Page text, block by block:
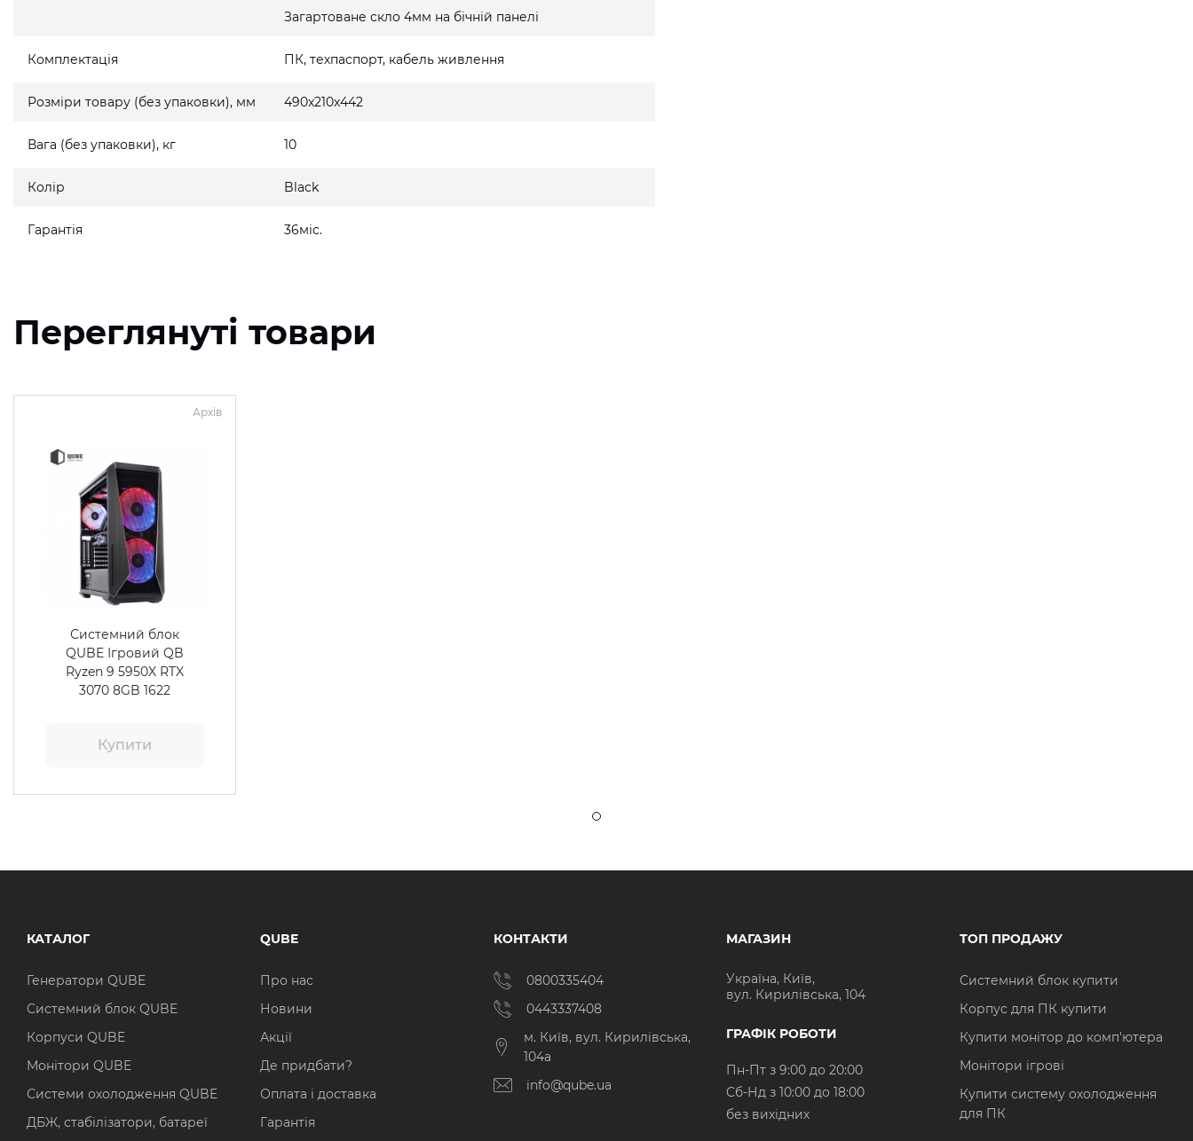
Загартоване скло 4мм на бічній панелі
Комплектація ПК, техпаспорт, кабель живлення
Розміри товару (без упаковки), мм 490x210x442
Вага (без упаковки), кг 10
Колір Black
Гарантія 36міс.
Переглянуті товари
Архів
Системний блок
QUBE Ігровий QB
Ryzen 9 5950X RTX
3070 8GB 1622
Купити
КАТАЛОГ
Генератори QUBE
Системний блок QUBE
Корпуси QUBE
Монітори QUBE
Системи охолодження QUBE
ДБЖ, стабілізатори, батареї
QUBE
Про нас
Новини
Акції
Де придбати?
Оплата і доставка
Гарантія
КОНТАКТИ
0800335404
0443337408
м. Київ, вул. Кирилівська,
104а
info@qube.ua
МАГАЗИН
Україна, Київ,
вул. Кирилівська, 104
ГРАФІК РОБОТИ
Пн-Пт з 9:00 до 20:00
Cб-Нд з 10:00 до 18:00
без вихідних
ТОП ПРОДАЖУ
Системний блок купити
Корпус для ПК купити
Купити монітор до комп'ютера
Монітори ігрові
Купити систему охолодження
для ПК